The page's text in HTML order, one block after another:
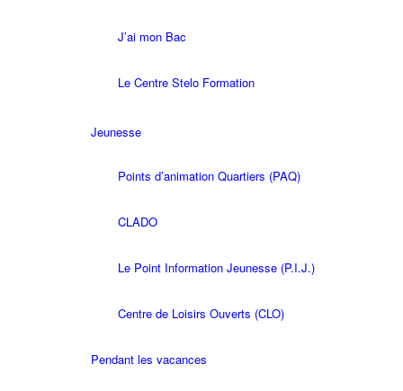
J’ai mon Bac
Le Centre Stelo Formation
Jeunesse
Points d’animation Quartiers (PAQ)
CLADO
Le Point Information Jeunesse (P.I.J.)
Centre de Loisirs Ouverts (CLO)
Pendant les vacances